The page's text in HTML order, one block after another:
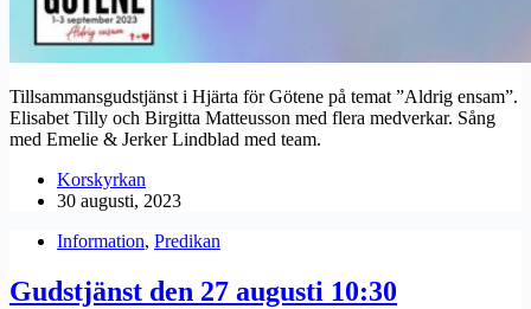
Tillsammansgudstjänst i Hjärta för Götene på temat ”Aldrig ensam”.
Elisabet Tilly och Birgitta Matteusson med flera medverkar. Sång
med Emelie & Jerker Lindblad med team.
Korskyrkan
30 augusti, 2023
Information, Predikan
Gudstjänst den 27 augusti 10:30